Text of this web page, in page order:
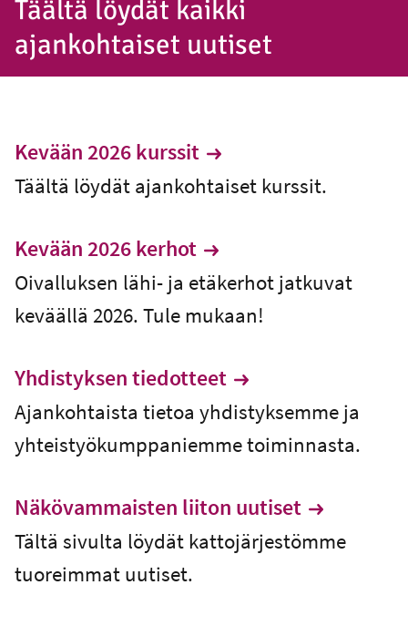
Täältä löydät kaikki
ajankohtaiset uutiset
Kevään 2026 kurssit
Täältä löydät ajankohtaiset kurssit.
Kevään 2026 kerhot
Oivalluksen lähi- ja etäkerhot jatkuvat
keväällä 2026. Tule mukaan!
Yhdistyksen tiedotteet
Ajankohtaista tietoa yhdistyksemme ja
yhteistyökumppaniemme toiminnasta.
Näkövammaisten liiton uutiset
Tältä sivulta löydät kattojärjestömme
tuoreimmat uutiset.